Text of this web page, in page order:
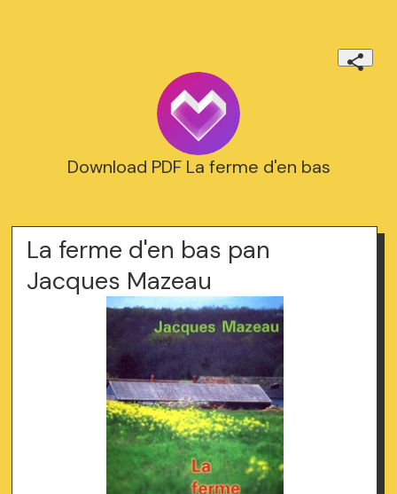
Download PDF La ferme d'en bas
La ferme d'en bas pan
Jacques Mazeau